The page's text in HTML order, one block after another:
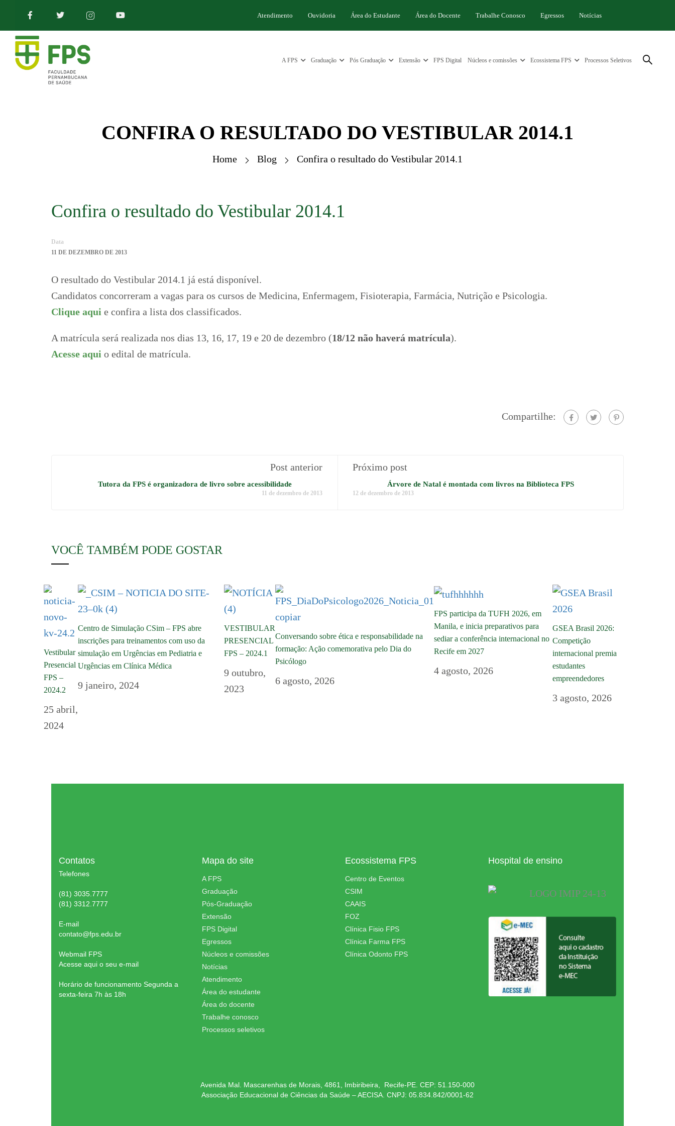
Atendimento Ouvidoria Área do Estudante Área do Docente Trabalhe Conosco Egressos Notícias
A FPS Graduação Pós Graduação Extensão FPS Digital Núcleos e comissões Ecossistema FPS Processos Seletivos
CONFIRA O RESULTADO DO VESTIBULAR 2014.1
Home Blog Confira o resultado do Vestibular 2014.1
Confira o resultado do Vestibular 2014.1
Data
11 DE DEZEMBRO DE 2013
O resultado do Vestibular 2014.1 já está disponível.
Candidatos concorreram a vagas para os cursos de Medicina, Enfermagem, Fisioterapia, Farmácia, Nutrição e Psicologia.
Clique aqui e confira a lista dos classificados.
A matrícula será realizada nos dias 13, 16, 17, 19 e 20 de dezembro (18/12 não haverá matrícula).
Acesse aqui o edital de matrícula.
Compartilhe:
Post anterior
Tutora da FPS é organizadora de livro sobre acessibilidade
11 de dezembro de 2013
Próximo post
Árvore de Natal é montada com livros na Biblioteca FPS
12 de dezembro de 2013
VOCÊ TAMBÉM PODE GOSTAR
Vestibular
Presencial
FPS –
2024.2
25 abril,
2024
Centro de Simulação CSim – FPS abre
inscrições para treinamentos com uso da
simulação em Urgências em Pediatria e
Urgências em Clínica Médica
9 janeiro, 2024
VESTIBULAR
PRESENCIAL
FPS – 2024.1
9 outubro,
2023
Conversando sobre ética e responsabilidade na
formação: Ação comemorativa pelo Dia do
Psicólogo
6 agosto, 2026
FPS participa da TUFH 2026, em
Manila, e inicia preparativos para
sediar a conferência internacional no
Recife em 2027
4 agosto, 2026
GSEA Brasil 2026:
Competição
internacional premia
estudantes
empreendedores
3 agosto, 2026
Contatos
Telefones
(81) 3035.7777
(81) 3312.7777
E-mail
contato@fps.edu.br
Webmail FPS
Acesse aqui o seu e-mail
Horário de funcionamento Segunda a
sexta-feira 7h às 18h
Mapa do site
A FPS
Graduação
Pós-Graduação
Extensão
FPS Digital
Egressos
Núcleos e comissões
Notícias
Atendimento
Área do estudante
Área do docente
Trabalhe conosco
Processos seletivos
Ecossistema FPS
Centro de Eventos
CSIM
CAAIS
FOZ
Clínica Fisio FPS
Clínica Farma FPS
Clínica Odonto FPS
Hospital de ensino
Avenida Mal. Mascarenhas de Morais, 4861, Imbiribeira, Recife-PE. CEP: 51.150-000
Associação Educacional de Ciências da Saúde – AECISA. CNPJ: 05.834.842/0001-62